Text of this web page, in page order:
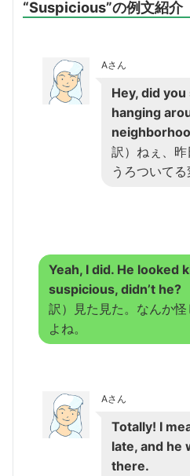
“Suspicious”の例文紹介
Aさん
Hey, did
hanging
訳）ねぇ、
うろついて
Yeah, I did. He looked
suspicious, didn’t he?
訳）見た見た。なんか怪
よね。
Aさん
Totally! I
late, and he
there.